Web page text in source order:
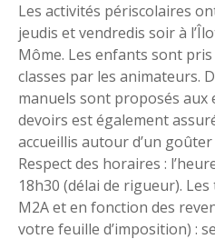
Les activités périscolaires
jeudis et vendredis soir à
Môme. Les enfants sont
classes par les animateurs.
manuels sont proposés aux
devoirs est également
accueillis autour d’un
Respect des horaires :
18h30 (délai de rigueur).
M2A et en fonction des
votre feuille d’imposition) :